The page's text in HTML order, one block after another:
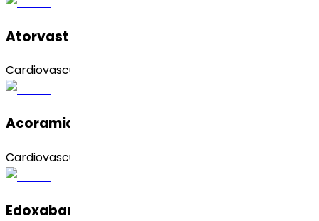
Atorvastatin Calcium (Form 1)
Cardiovascular
Acoramidis
Cardiovascular
Edoxaban